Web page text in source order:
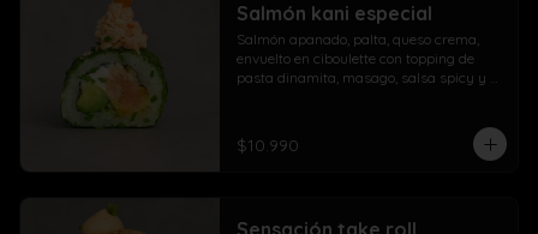
Salmón kani especial
Salmón apanado, palta, queso crema,
envuelto en ciboulette con topping de
pasta dinamita, masago, salsa spicy y
$10.990
Sensación take roll